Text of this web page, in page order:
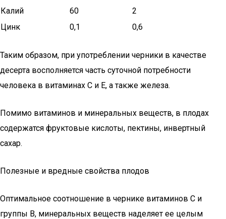
Калий
60
2
Цинк
0,1 0,6
Таким образом, при употреблении черники в качестве
десерта восполняется часть суточной потребности
человека в витаминах C и E, а также железа.
Помимо витаминов и минеральных веществ, в плодах
содержатся фруктовые кислоты, пектины, инвертный
сахар.
Полезные и вредные свойства плодов
Оптимальное соотношение в чернике витаминов C и
группы B, минеральных веществ наделяет ее целым